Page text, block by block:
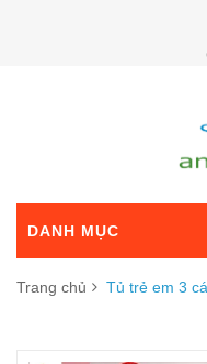
DANH MỤC
Trang chủ Tủ trẻ em 3